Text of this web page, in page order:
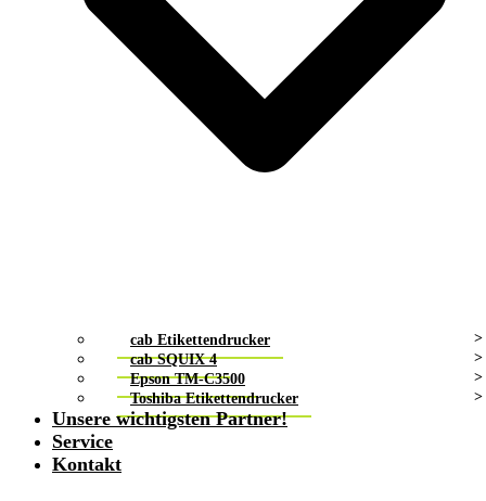
cab Etikettendrucker
cab SQUIX 4
Epson TM-C3500
Toshiba Etikettendrucker
Unsere wichtigsten Partner!
Service
Kontakt